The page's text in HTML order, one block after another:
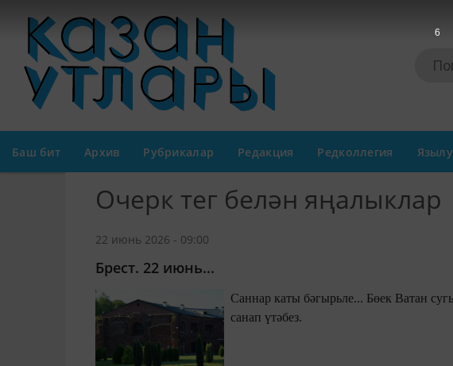
Баш бит Архив Рубрикалар Редакция Редколлегия Язылу
Очерк тег белән яңалыклар
22 июнь 2026 - 09:00
Брест. 22 июнь...
Саннар каты бәгырьле... Бөек Ватан сугышында 26 миллион кешенең гомере өзелде дип, тиз арада
санап үтәбез.
5